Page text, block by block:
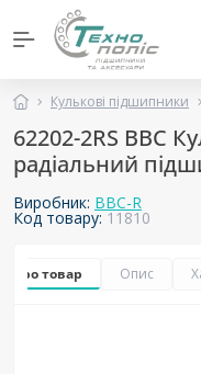
Кулькові підшипники
62202-2RS BBC
радіальний
Виробник: BBC-R
Код товару:11810
про товар Опис